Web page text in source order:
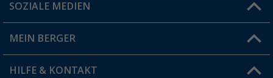
Du hast eine Frage?
Filiale finden
SOZIALE MEDIEN
MEIN BERGER
Vorteilskarte
HILFE & KONTAKT